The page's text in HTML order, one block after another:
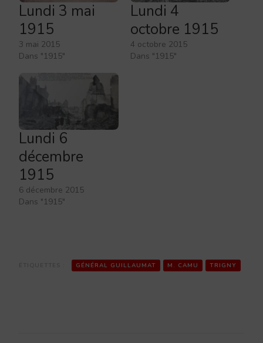
Lundi 3 mai
1915
3 mai 2015
Dans "1915"
Lundi 4
octobre 1915
4 octobre 2015
Dans "1915"
Lundi 6
décembre
1915
6 décembre 2015
Dans "1915"
GÉNÉRAL GUILLAUMAT M. CAMU TRIGNY